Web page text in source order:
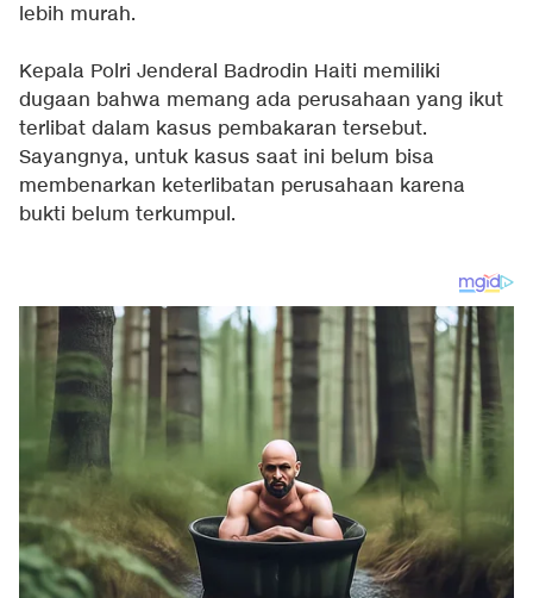
lebih murah.
Kepala Polri Jenderal Badrodin Haiti memiliki
dugaan bahwa memang ada perusahaan yang ikut
terlibat dalam kasus pembakaran tersebut.
Sayangnya, untuk kasus saat ini belum bisa
membenarkan keterlibatan perusahaan karena
bukti belum terkumpul.